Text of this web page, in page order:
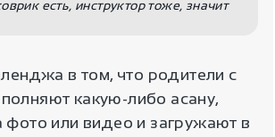
есть, инструктор тоже, значит
в том, что родители с
какую-либо асану,
фото или видео и загружают в